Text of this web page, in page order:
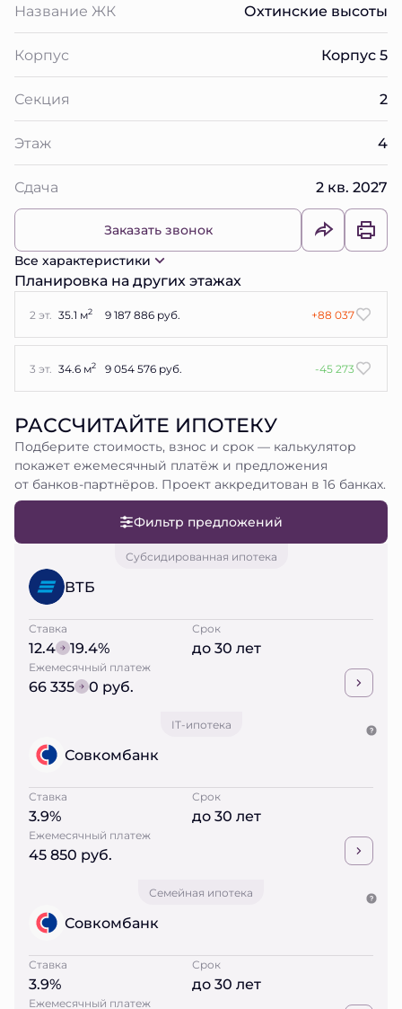
Название ЖК Охтинские высоты
Корпус Корпус 5
Секция 2
Этаж 4
Сдача 2 кв. 2027
Заказать звонок
Все характеристики
Планировка на других этажах
2 эт. 35.1 м2 9 187 886 руб. +88 037
3 эт. 34.6 м2 9 054 576 руб. -45 273
РАССЧИТАЙТЕ ИПОТЕКУ
Подберите стоимость, взнос и срок — калькулятор
покажет ежемесячный платёж и предложения
от банков-партнёров. Проект аккредитован в 16 банках.
Фильтр предложений
Субсидированная ипотека
ВТБ
Ставка
12.4 19.4%
Срок
до 30 лет
Ежемесячный платеж
66 335 0 руб.
IT-ипотека
Совкомбанк
Ставка
3.9%
Срок
до 30 лет
Ежемесячный платеж
45 850 руб.
Семейная ипотека
Совкомбанк
Ставка
3.9%
Срок
до 30 лет
Ежемесячный платеж